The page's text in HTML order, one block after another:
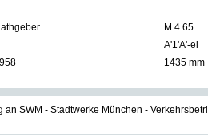
M 4.65
A'1'A'-el
1435 mm
an SWM - Stadtwerke München -